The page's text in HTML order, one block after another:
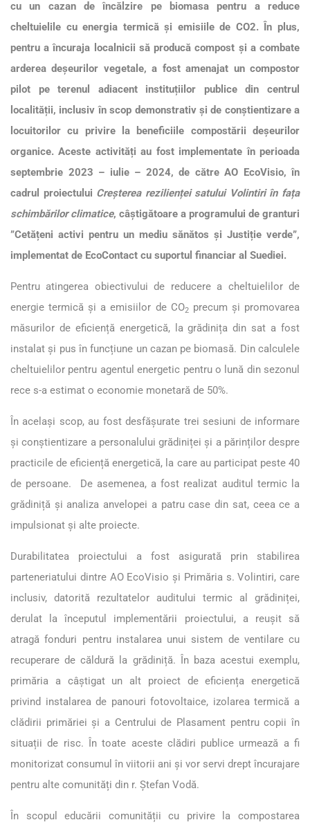
cu un cazan de încălzire pe biomasa pentru a reduce
cheltuielile cu energia termică și emisiile de CO2. În plus,
pentru a încuraja localnicii să producă compost și a combate
arderea deșeurilor vegetale, a fost amenajat un compostor
pilot pe terenul adiacent instituțiilor publice din centrul
localității, inclusiv în scop demonstrativ și de conștientizare a
locuitorilor cu privire la beneficiile compostării deșeurilor
organice. Aceste activități au fost implementate în perioada
septembrie 2023 – iulie – 2024, de către AO EcoVisio, în
cadrul proiectului Creșterea rezilienței satului Volintiri în fața
schimbărilor climatice, câștigătoare a programului de granturi
”Cetățeni activi pentru un mediu sănătos și Justiție verde”,
implementat de EcoContact cu suportul financiar al Suediei.
Pentru atingerea obiectivului de reducere a cheltuielilor de
energie termică și a emisiilor de CO2precum și promovarea
măsurilor de eficiență energetică, la grădinița din sat a fost
instalat și pus în funcțiune un cazan pe biomasă. Din calculele
cheltuielilor pentru agentul energetic pentru o lună din sezonul
rece s-a estimat o economie monetară de 50%.
În același scop, au fost desfășurate trei sesiuni de informare
și conștientizare a personalului grădiniței și a părinților despre
practicile de eficiență energetică, la care au participat peste 40
de persoane. De asemenea, a fost realizat auditul termic la
grădiniță și analiza anvelopei a patru case din sat, ceea ce a
impulsionat și alte proiecte.
Durabilitatea proiectului a fost asigurată prin stabilirea
parteneriatului dintre AO EcoVisio și Primăria s. Volintiri, care
inclusiv, datorită rezultatelor auditului termic al grădiniței,
derulat la începutul implementării proiectului, a reușit să
atragă fonduri pentru instalarea unui sistem de ventilare cu
recuperare de căldură la grădiniță. În baza acestui exemplu,
primăria a câștigat un alt proiect de eficiența energetică
privind instalarea de panouri fotovoltaice, izolarea termică a
clădirii primăriei și a Centrului de Plasament pentru copii în
situații de risc. În toate aceste clădiri publice urmează a fi
monitorizat consumul în viitorii ani și vor servi drept încurajare
pentru alte comunități din r. Ștefan Vodă.
În scopul educării comunității cu privire la compostarea